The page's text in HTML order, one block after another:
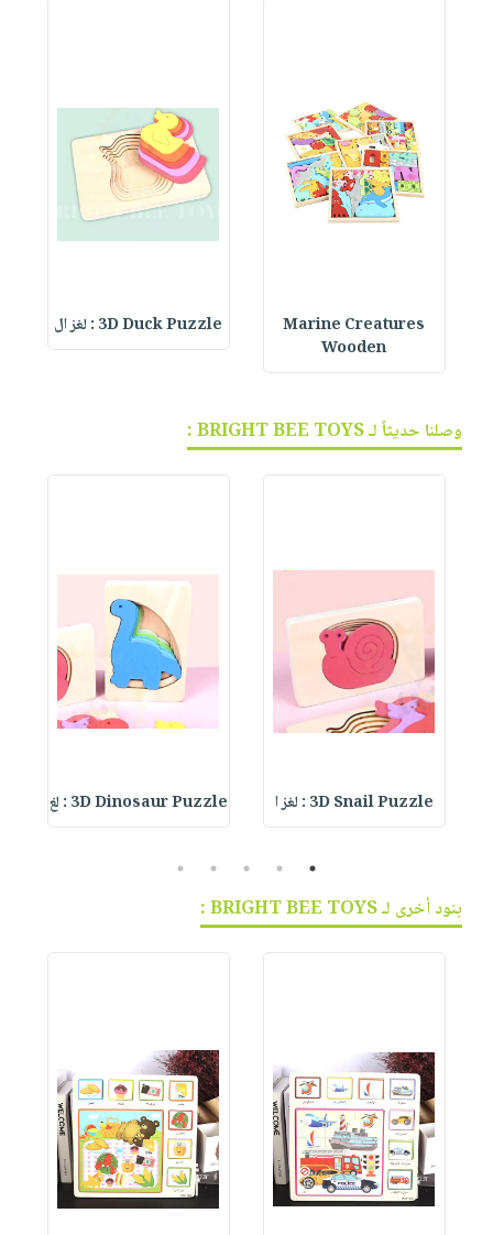
Marine Creatures
Wooden
3D Duck Puzzle : لغز ال
وصلنا حديثاً لـ BRIGHT BEE TOYS :
3D Snail Puzzle : لغز ا 3D Dinosaur Puzzle : لغ
1
2
3
4
5
بنود أخرى لـ BRIGHT BEE TOYS :